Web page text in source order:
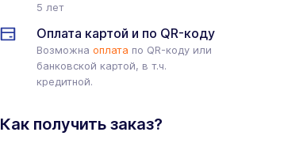
5 лет
Оплата картой и по QR-коду
Возможнаоплата по QR-коду или
банковской картой, в т.ч.
кредитной.
Как получить заказ?